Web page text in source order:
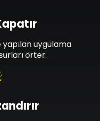
yapılan uygulama
örter.